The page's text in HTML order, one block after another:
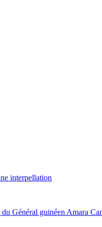
interpellation
Général guinéen Amara